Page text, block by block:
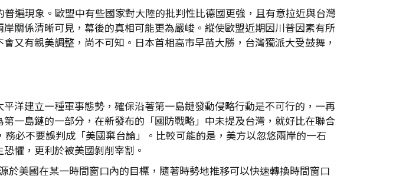
遍現象。歐盟中有些國家對大陸的批判性比德國更強，且有意拉近與台灣
關係清晰可見，幕後的真相可能更為嚴峻。縱使歐盟近期因川普因素有所
又有親美調整，尚不可知。日本首相高市早苗大勝，台灣獨派大受鼓舞，
洋建立一種軍事態勢，確保沿著第一島鏈發動侵略行動是不可行的，一再
一島鏈的一部分，在新發布的「國防戰略」中未提及台灣，就好比在聯合
必不要誤判成「美國棄台論」。比較可能的是，美方以忽悠兩岸的一石
懼，更利於被美國剝削宰割。
美國在某一時間窗口內的目標，隨著時勢地推移可以快速轉換時間窗口